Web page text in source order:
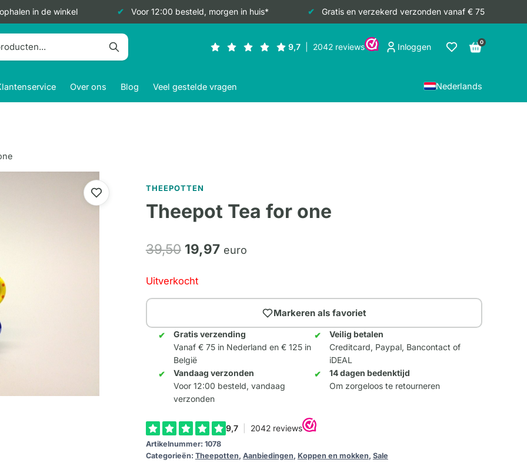
in de winkel Voor 12:00 besteld, morgen in huis* Gratis en verzekerd verzonden vanaf € 75
Inloggen 0
Over ons Blog Veel gestelde vragen Nederlands
THEEPOTTEN
Theepot Tea for one
39,50 Oorspronkelijke
19,97Huidige
euro
Uitverkocht
Markeren als favoriet
Gratis verzending
Vanaf € 75 in Nederland en € 125 in
België
Veilig betalen
Creditcard, Paypal, Bancontact of
iDEAL
Vandaag verzonden
Voor 12:00 besteld, vandaag
verzonden
14 dagen bedenktijd
Om zorgeloos te retourneren
Artikelnummer: 1078
Categorieën: Theepotten, Aanbiedingen, Koppen en mokken, Sale